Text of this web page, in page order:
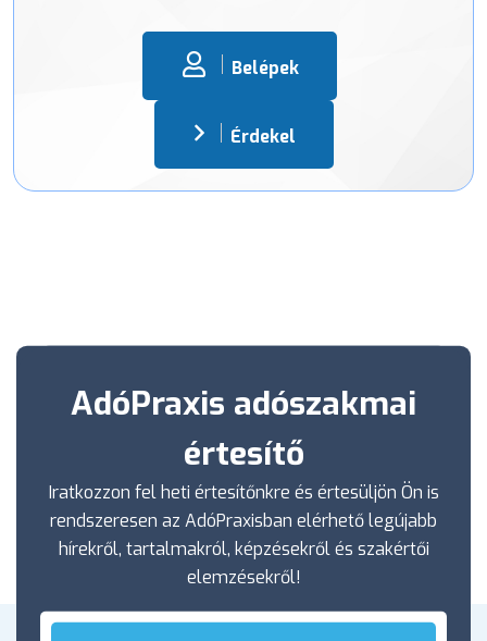
Belépek
Érdekel
AdóPraxis adószakmai
értesítő
Iratkozzon fel heti értesítőnkre és értesüljön Ön is
rendszeresen az AdóPraxisban elérhető legújabb
hírekről, tartalmakról, képzésekről és szakértői
elemzésekről!